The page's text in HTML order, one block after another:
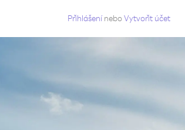
Přihlášení neboVytvořit účet